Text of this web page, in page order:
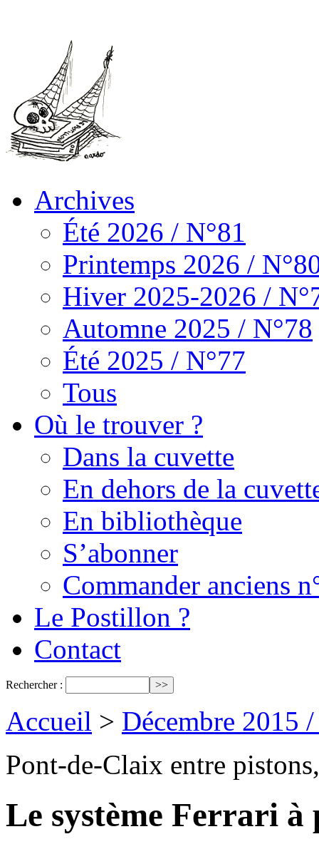
Archives
Été 2026 / N°81
Printemps 2026 /
Hiver 2025-2026 /
Automne 2025 / N°78
Été 2025 / N°77
Tous
Où le trouver ?
Dans la cuvette
En dehors de la
En bibliothèque
S’abonner
Commander anciens
Le Postillon ?
Contact
Rechercher :
Accueil > Décembre 2015
Pont-de-Claix entre
Le système Ferrari à